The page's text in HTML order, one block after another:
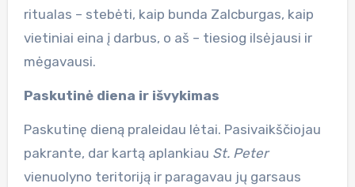
ritualas – stebėti, kaip bunda Zalcburgas, kaip
vietiniai eina į darbus, o aš – tiesiog ilsėjausi ir
mėgavausi.
Paskutinė diena ir išvykimas
Paskutinę dieną praleidau lėtai. Pasivaikščiojau
pakrante, dar kartą aplankiau St. Peter
vienuolyno teritoriją ir paragavau jų garsaus